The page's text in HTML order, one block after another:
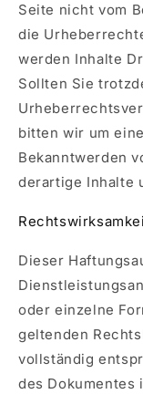
Seite nicht vom
die
werden Inhalte
Sollten Sie
bitten wir um
Bekanntwerden
derartige Inhalte
Dieser
oder einzelne
geltenden
vollständig
des Dokumentes